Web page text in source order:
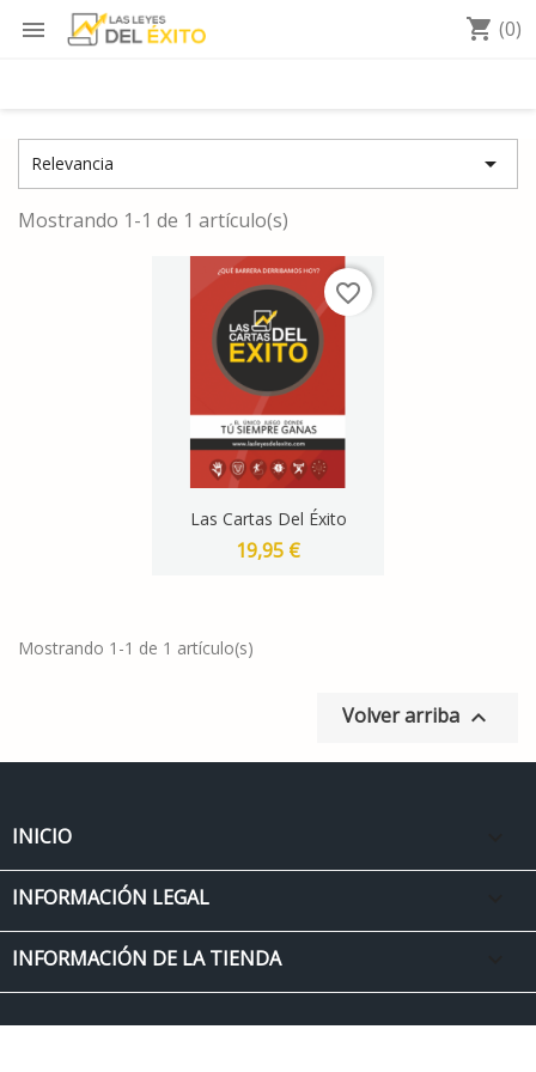
 shopping_cart (0)
Relevancia 
Mostrando 1-1 de 1 artículo(s)
Vista rápida
Las Cartas Del Éxito
19,95 €
favorite_border
Mostrando 1-1 de 1 artículo(s)
Volver arriba 
INICIO
INFORMACIÓN LEGAL
INFORMACIÓN DE LA TIENDA